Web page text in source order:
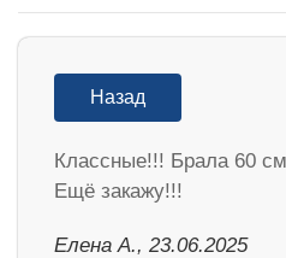
Назад
Классные!!! Брала 60
Ещё закажу!!!
Елена А., 23.06.2025